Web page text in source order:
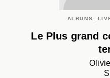
ALBUMS,
Le Plus grand